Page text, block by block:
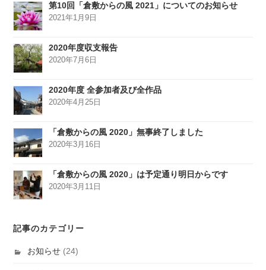
第10回「倉敷からの風 2021」についてのお知らせ
2021年1月9日
2020年度収支報告
2020年7月6日
2020年度 全参加者及び全作品
2020年4月25日
「倉敷からの風 2020」無事終了しました
2020年3月16日
「倉敷からの風 2020」は予定通り明日からです
2020年3月11日
記事のカテゴリー
お知らせ (24)